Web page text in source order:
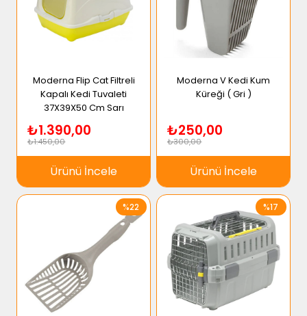
Moderna Flip Cat Filtreli
Kapalı Kedi Tuvaleti
37X39X50 Cm Sarı
₺1.390,00
₺1.450,00
Ürünü İncele
Moderna V Kedi Kum
Küreği ( Gri )
₺250,00
₺300,00
Ürünü İncele
%22 %17